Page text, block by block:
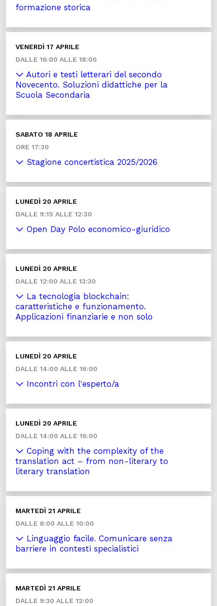
formazione storica
VENERDÌ 17 APRILE
DALLE 16:00 ALLE 18:00
Autori e testi letterari del secondo
Novecento. Soluzioni didattiche per la
Scuola Secondaria
SABATO 18 APRILE
ORE 17:30
Stagione concertistica 2025/2026
LUNEDÌ 20 APRILE
DALLE 9:15 ALLE 12:30
Open Day Polo economico-giuridico
LUNEDÌ 20 APRILE
DALLE 12:00 ALLE 13:30
La tecnologia blockchain:
caratteristiche e funzionamento.
Applicazioni finanziarie e non solo
LUNEDÌ 20 APRILE
DALLE 14:00 ALLE 16:00
Incontri con l'esperto/a
LUNEDÌ 20 APRILE
DALLE 14:00 ALLE 16:00
Coping with the complexity of the
translation act – from non-literary to
literary translation
MARTEDÌ 21 APRILE
DALLE 8:00 ALLE 10:00
Linguaggio facile. Comunicare senza
barriere in contesti specialistici
MARTEDÌ 21 APRILE
DALLE 9:30 ALLE 12:00